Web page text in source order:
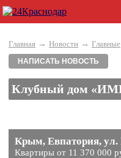
Главная → Новости → Главные
НАПИСАТЬ НОВОСТЬ
Клубный дом
Крым, Евпатория, ул.
Квартиры от 11 370 000